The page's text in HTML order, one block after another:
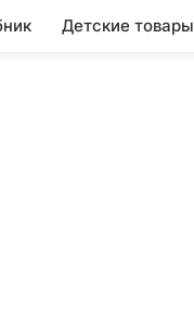
Детские товары